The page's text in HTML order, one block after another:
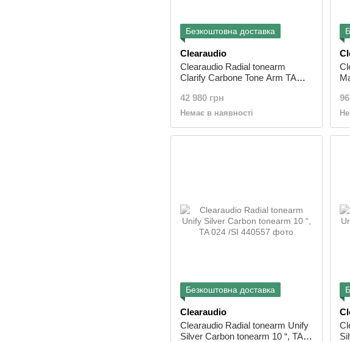
Безкоштовна доставка
Clearaudio
Clearaudio Radial tonearm
Clarify Carbone Tone Arm TA
42 980 грн
Немає в наявності
Безкоштовна доставка
Clearaudio
Clearaudio Radial tonearm Unify
Silver Carbon tonearm 10 “, TA